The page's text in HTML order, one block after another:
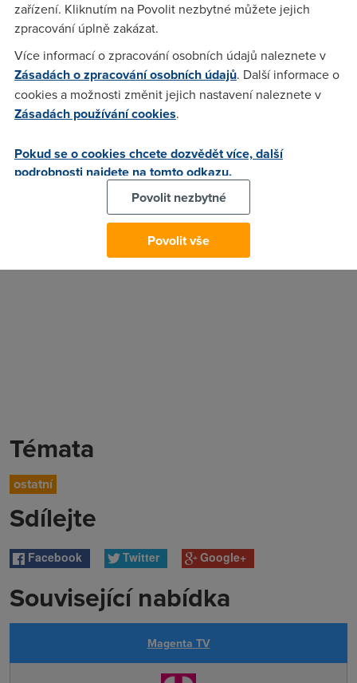
omezením nebo postižením. Ti mohou na stránkách
Microsoftu o upgrade požádat.
Podle serveru How To Geek však nikdo žádost neověřuje. Po
odeslání žádosti stačí na zvolit Upgradovat a spustí se
instalace systémuWindows 10. Zatím není jasné, jak dlouho
bude nabídka dostupná.
6. 8. 2016
Autor: Redakce DSL.cz
Témata
ostatní
Sdílejte
Facebook Twitter Google+
Související nabídka
Magenta TV
zařízení. Kliknutím na Povolit nezbytné můžete jejich
zpracování úplně zakázat.
Více informací o zpracování osobních údajů naleznete v
Zásadách o zpracování osobních údajů. Další informace o
cookies a možnosti změnit jejich nastavení naleznete v
Zásadách používání cookies.
Pokud se o cookies chcete dozvědět více, další
podrobnosti najdete na tomto odkazu.
Povolit nezbytné
Povolit vše